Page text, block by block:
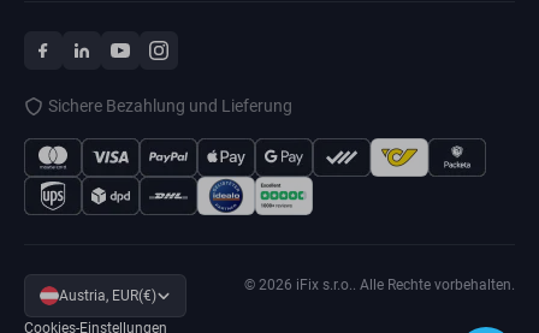
Sichere Bezahlung und Lieferung
Austria, EUR(€)
Cookies-Einstellungen
© 2026 iFix s.r.o.. Alle Rechte vorbehalten.